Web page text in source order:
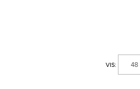
VIS: